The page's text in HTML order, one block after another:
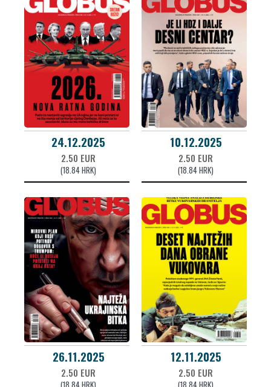
24.12.2025
2.50 EUR
(18.84 HRK)
10.12.2025
2.50 EUR
(18.84 HRK)
26.11.2025
2.50 EUR
(18.84 HRK)
12.11.2025
2.50 EUR
(18.84 HRK)